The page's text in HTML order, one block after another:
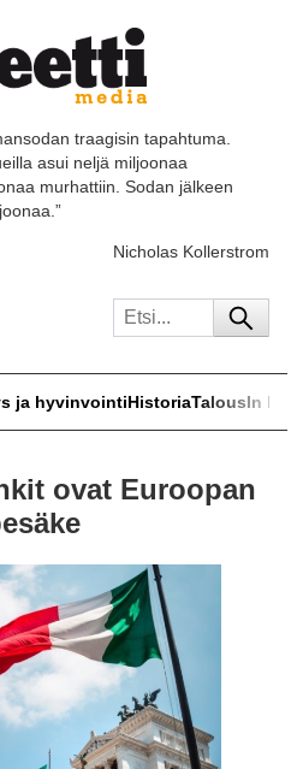
traagisin tapahtuma.
asui neljä miljoonaa
murhattiin. Sodan jälkeen
Nicholas Kollerstrom
ja hyvinvointiHistoriaTalousIn
ovat Euroopan